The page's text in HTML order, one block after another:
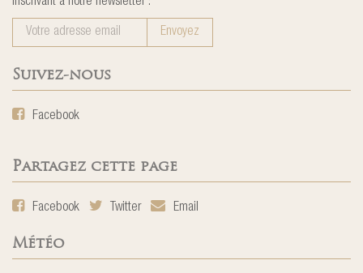
Suivez-nous
Facebook
Partagez cette page
Facebook Twitter Email
Météo